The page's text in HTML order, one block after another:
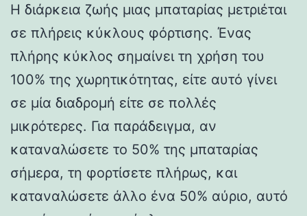
Η διάρκεια ζωής μιας μπαταρίας μετριέται
σε πλήρεις κύκλους φόρτισης. Ένας
πλήρης κύκλος σημαίνει τη χρήση του
100% της χωρητικότητας, είτε αυτό γίνει
σε μία διαδρομή είτε σε πολλές
μικρότερες. Για παράδειγμα, αν
καταναλώσετε το 50% της μπαταρίας
σήμερα, τη φορτίσετε πλήρως, και
καταναλώσετε άλλο ένα 50% αύριο, αυτό